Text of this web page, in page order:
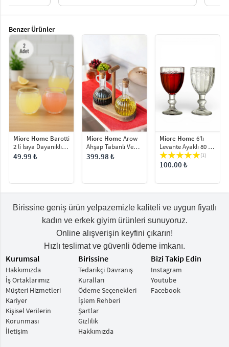
Benzer Ürünler
Miore Home Barotti
2 li Isıya Dayanıklı
Bal Kabağı Kahve
49.99 ₺
Miore Home Arow
Ahşap Tabanlı Ve
Mantar Tıpalı, Konik
399.98 ₺
Miore Home 6'lı
Levante Ayaklı 80 ml
Şerbetlik Kahve Yanı
Cam Bardak
(1)
100.00 ₺
Birissine geniş ürün yelpazemizle kaliteli ve uygun fiyatlı
kadın ve erkek giyim ürünleri sunuyoruz.
Online alışverişin keyfini çıkarın!
Hızlı teslimat ve güvenli ödeme imkanı.
Kurumsal
Hakkımızda
İş Ortaklarımız
Müşteri Hizmetleri
Kariyer
Kişisel Verilerin
Korunması
İletişim
Birissine
Tedarikçi Davranış
Kuralları
Ödeme Seçenekleri
İşlem Rehberi
Şartlar
Gizlilik
Hakkımızda
Bizi Takip Edin
Instagram
Youtube
Facebook